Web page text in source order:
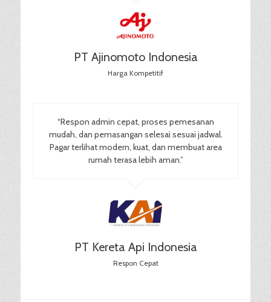
PT Ajinomoto Indonesia
Harga Kompetitif
“Respon admin cepat, proses pemesanan
mudah, dan pemasangan selesai sesuai jadwal.
Pagar terlihat modern, kuat, dan membuat area
rumah terasa lebih aman.”
PT Kereta Api Indonesia
Respon Cepat